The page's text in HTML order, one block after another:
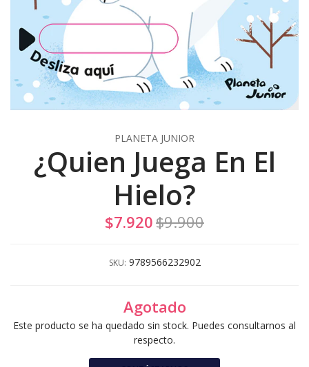
PLANETA JUNIOR
¿Quien Juega En El
Hielo?
$7.920$9.900
SKU: 9789566232902
Agotado
Este producto se ha quedado sin stock. Puedes consultarnos al
respecto.